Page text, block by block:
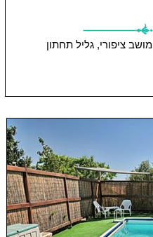
מושב ציפורי, גליל תחתון